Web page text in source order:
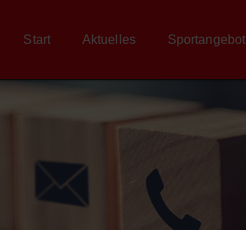
Start Aktuelles Sportangebot